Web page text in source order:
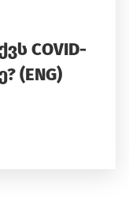
COVID-
(ENG)